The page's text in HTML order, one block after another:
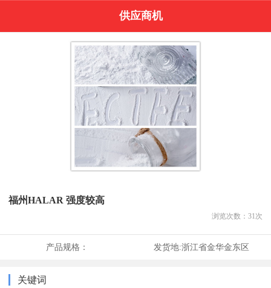
供应商机
福州HALAR 强度较高
浏览次数： 31 次
产品规格： 发货地:浙江省金华金东区
关键词